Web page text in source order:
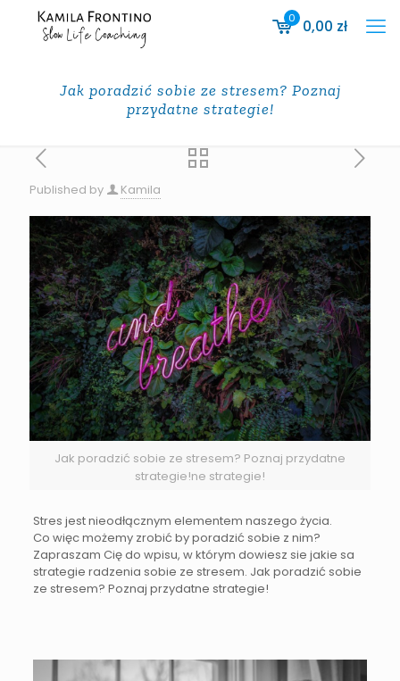
0 0,00 zł
Jak poradzić sobie ze stresem? Poznaj
przydatne strategie!
Published by Kamila
Jak poradzić sobie ze stresem? Poznaj przydatne
strategie!ne strategie!
Stres jest nieodłącznym elementem naszego życia.
Co więc możemy zrobić by poradzić sobie z nim?
Zapraszam Cię do wpisu, w którym dowiesz sie jakie sa
strategie radzenia sobie ze stresem. Jak poradzić sobie
ze stresem? Poznaj przydatne strategie!